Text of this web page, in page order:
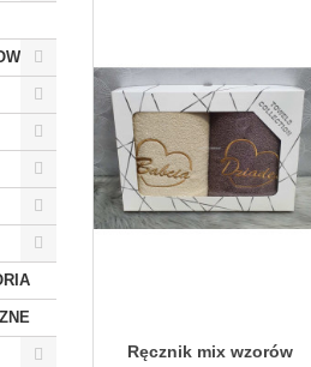
Ręcznik mix wzorów